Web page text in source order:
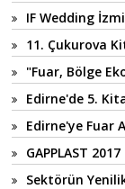
IF Wedding
11. Çukurova
"Fuar, Bölge
Edirne'de 5.
Edirne'ye Fuar
GAPPLAST
Sektörün